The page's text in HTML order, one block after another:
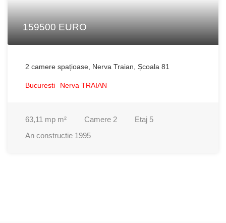
159500 EURO
2 camere spațioase, Nerva Traian, Școala 81
Bucuresti Nerva TRAIAN
63,11 mp m² Camere 2 Etaj 5
An constructie 1995